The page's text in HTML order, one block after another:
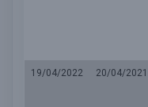
19/04/2022 20/04/2021